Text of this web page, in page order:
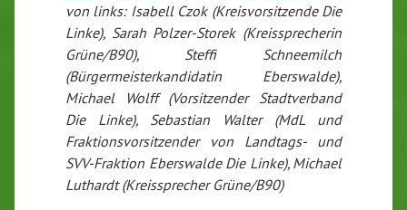
von links: Isabell Czok (Kreisvorsitzende Die
Linke), Sarah Polzer-Storek (Kreissprecherin
Grüne/B90), Steffi Schneemilch
(Bürgermeisterkandidatin Eberswalde),
Michael Wolff (Vorsitzender Stadtverband
Die Linke), Sebastian Walter (MdL und
Fraktionsvorsitzender von Landtags- und
SVV-Fraktion Eberswalde Die Linke), Michael
Luthardt (Kreissprecher Grüne/B90)